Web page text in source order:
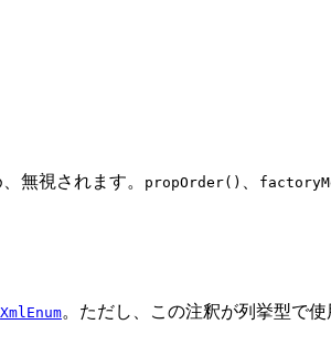
無視されます。 propOrder()
XmlEnum。ただし、この注釈が列挙型で使